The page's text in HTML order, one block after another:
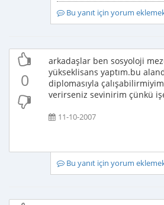
Bu yanıt için yorum
0
arkadaşlar ben sosyoloji
yükseklisans yaptım.bu
diplomasıyla
verirseniz sevinirim çünkü
11-10-2007
Bu yanıt için yorum